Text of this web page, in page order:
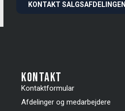
KONTAKT SALGSAFDELINGEN
kontakt
Kontaktformular
Afdelinger og medarbejdere